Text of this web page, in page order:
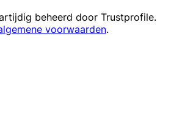
beheerd door Trustprofile.
voorwaarden.